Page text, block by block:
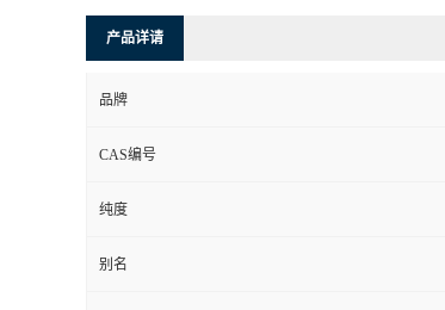
产品详请
品牌
CAS编号
纯度
别名